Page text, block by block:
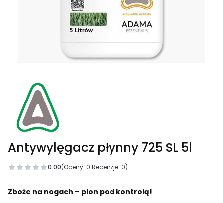
Antywylęgacz płynny 725 SL 5l
0.00(Oceny: 0 Recenzje: 0)
Zboże na nogach – plon pod kontrolą!